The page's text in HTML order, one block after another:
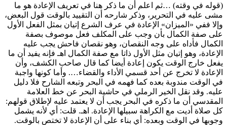
في وقته) …ثم اعلم أن ما ذكر هنا في تعريف الإعادة هو ما
عليه في التحرير، وذكر شارحه أن التقييد بالوقت قول البعض،
ففي «الميزان» الإعادة في عرف الشرع إتيان بمثل الفعل الأول
صفة الكمال بأن وجب على المكلف فعل موصوف بصفة
فأداه على وجه النقصان، وهو نقصان فاحش يجب عليه
وهو إتيان مثل الأول ذاتا مع صفة الكمال اهـ فإنه يفيد أن ما
خارج الوقت يكون إعادة أيضا كما قال صاحب الكشف، وأن
لا تخرج عن أحد قسمي الأداء والقضاء…. وأما كونها واجبة
الوقت مندوبة بعده كما فهمه في البحر وتبعه الشارح فلا دليل
وقد نقل الخير الرملي في حاشية البحر عن خط العلامة
أن ما ذكره في البحر يجب أن لا يعتمد عليه لإطلاق قولهم:
صلاة أديت مع الكراهة سبيلها الإعادة. اهـ. قلت: أي لأنه يشمل
في الوقت وبعده: أي بناء على أن الإعادة لا تختص بالوقت.